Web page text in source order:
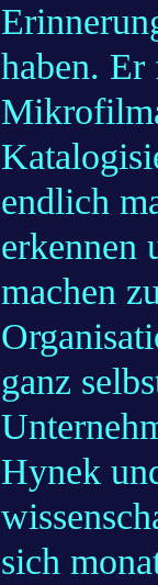
haben. Er
endlich
erkennen
machen
ganz
Hynek
sich